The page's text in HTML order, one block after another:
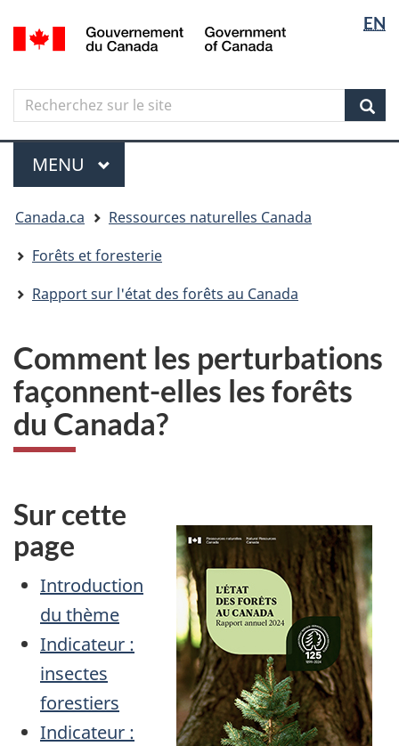
Aller
au
principal
Skip
to
government"
Passer
à
version
simplifiée
langue
EN
Canada
Search
Recherchez
sur
le
site
Menu
MENU PRINCIPAL
êtes
ici
Canada.ca
Ressources naturelles Canada
Forêts et foresterie
Rapport sur l'état des forêts au Canada
Comment les perturbations
façonnent-elles les forêts
du Canada?
Sur cette
page
Introduction
du thème
Indicateur :
insectes
forestiers
Indicateur :